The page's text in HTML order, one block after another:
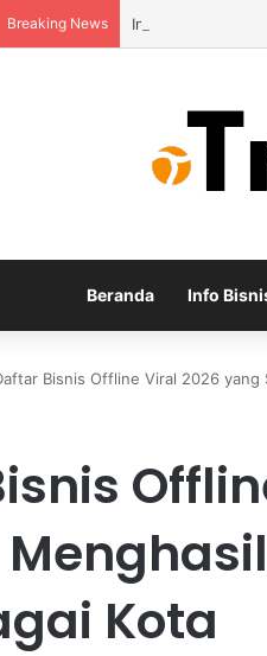
Breaking News Inspirasi Usaha
Beranda Info
Bisnis Offline Viral 2026 yang
Kota